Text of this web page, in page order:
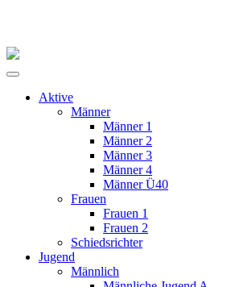
Aktive
Männer
Männer 1
Männer 2
Männer 3
Männer 4
Männer Ü40
Frauen
Frauen 1
Frauen 2
Schiedsrichter
Jugend
Männlich